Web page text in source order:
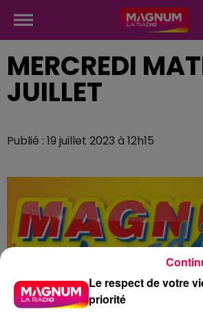
MERCREDI
JUILLET
Publié : 19 juillet 2023 à 12h15
Le respect de votre
priorité